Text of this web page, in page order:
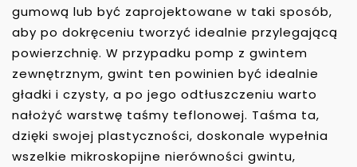
gumową lub być zaprojektowane w taki sposób,
aby po dokręceniu tworzyć idealnie przylegającą
powierzchnię. W przypadku pomp z gwintem
zewnętrznym, gwint ten powinien być idealnie
gładki i czysty, a po jego odtłuszczeniu warto
nałożyć warstwę taśmy teflonowej. Taśma ta,
dzięki swojej plastyczności, doskonale wypełnia
wszelkie mikroskopijne nierówności gwintu,